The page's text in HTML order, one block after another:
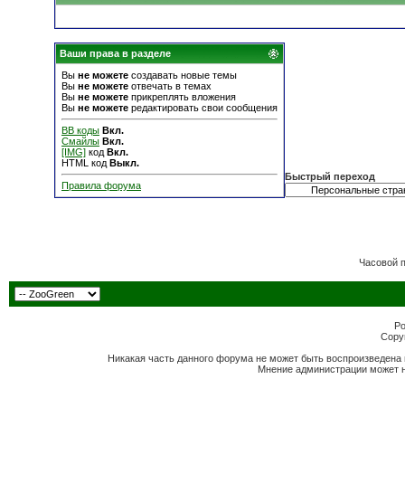
Ваши права в разделе
Вы не можете создавать новые темы
Вы не можете отвечать в темах
Вы не можете прикреплять вложения
Вы не можете редактировать свои сообщения
BB коды Вкл.
Смайлы Вкл.
[IMG] код Вкл.
HTML код Выкл.
Правила форума
Быстрый переход
Часовой
Никакая часть данного форума не может быть
Мнение администрации может